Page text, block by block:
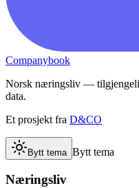
Companybook
Norsk næringsliv —
data.
Et prosjekt fra D&CO
Bytt tema Bytt tema
Næringsliv